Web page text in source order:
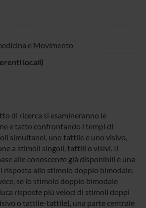
e Movimento
locali)
di ricerca si esamineranno le
e tatto confrontando i tempi di
simultanei, uno tattile e uno visivo,
a stimoli singoli, tattili o visivi. Il
alle conoscenze già disponibili è una
risposta allo stimolo doppio bimodale.
se lo stimolo doppio bimodale
risposte più veloci di stimoli doppi
o tattile-tattile), una parte centrale